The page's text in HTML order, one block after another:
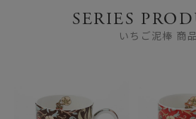
人、グラフィックデザイナー、出版人
彩な顔を持ち、それぞれの分野で目覚
た。アーツ＆クラフツ運動に影響を与
SERIES
いちご泥棒 商品